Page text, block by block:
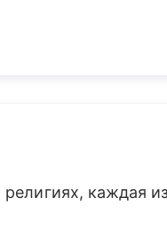
каждая